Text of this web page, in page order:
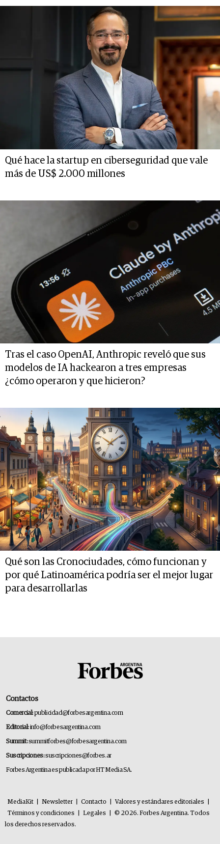
Qué hace la startup en ciberseguridad que vale
más de US$ 2.000 millones
Tras el caso OpenAI, Anthropic reveló que sus
modelos de IA hackearon a tres empresas
¿cómo operaron y que hicieron?
Qué son las Cronociudades, cómo funcionan y
por qué Latinoamérica podría ser el mejor lugar
para desarrollarlas
Contactos
Comercial:publicidad@forbesargentina.com
Editorial:info@forbesargentina.com
Summit:summitforbes@forbesargentina.com
Suscripciones:suscripciones@forbes.ar
Forbes Argentina es publicada por HT Media SA.
MediaKit Newsletter Contacto Valores y estándares editoriales
Términos y condiciones
Legales
© 2026. Forbes Argentina. Todos
los derechos reservados.